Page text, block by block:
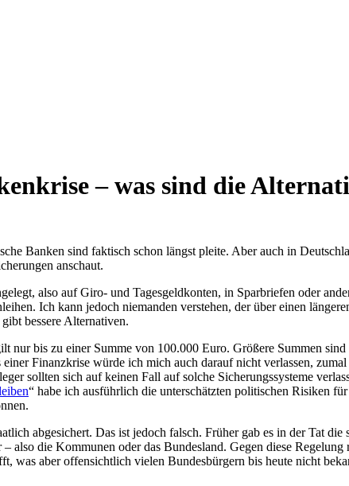
– was sind die
Banken sind faktisch schon längst pleite. Aber auch in
anschaut.
also auf Giro- und Tagesgeldkonten, in Sparbriefen oder
Ich kann jedoch niemanden verstehen, der über einen
bessere Alternativen.
bis zu einer Summe von 100.000 Euro. Größere Summen
Finanzkrise würde ich mich auch darauf nicht verlassen,
sollten sich auf keinen Fall auf solche Sicherungssysteme
“ habe ich ausführlich die unterschätzten politischen Risiken
abgesichert. Das ist jedoch falsch. Früher gab es in der Tat
also die Kommunen oder das Bundesland. Gegen diese
was aber offensichtlich vielen Bundesbürgern bis heute nicht